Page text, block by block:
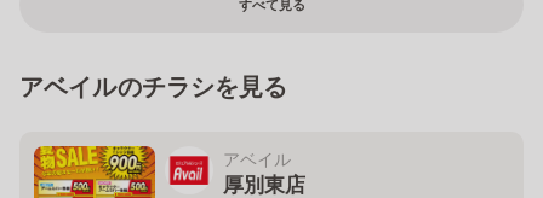
すべて見る
アベイルのチラシを見る
アベイル
厚別東店